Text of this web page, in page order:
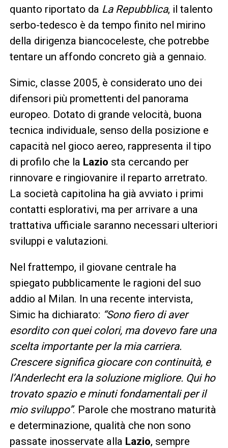
quanto riportato da La Repubblica, il talento
serbo-tedesco è da tempo finito nel mirino
della dirigenza biancoceleste, che potrebbe
tentare un affondo concreto già a gennaio.
Simic, classe 2005, è considerato uno dei
difensori più promettenti del panorama
europeo. Dotato di grande velocità, buona
tecnica individuale, senso della posizione e
capacità nel gioco aereo, rappresenta il tipo
di profilo che la Lazio sta cercando per
rinnovare e ringiovanire il reparto arretrato.
La società capitolina ha già avviato i primi
contatti esplorativi, ma per arrivare a una
trattativa ufficiale saranno necessari ulteriori
sviluppi e valutazioni.
Nel frattempo, il giovane centrale ha
spiegato pubblicamente le ragioni del suo
addio al Milan. In una recente intervista,
Simic ha dichiarato: “Sono fiero di aver
esordito con quei colori, ma dovevo fare una
scelta importante per la mia carriera.
Crescere significa giocare con continuità, e
l’Anderlecht era la soluzione migliore. Qui ho
trovato spazio e minuti fondamentali per il
mio sviluppo”. Parole che mostrano maturità
e determinazione, qualità che non sono
passate inosservate alla Lazio, sempre